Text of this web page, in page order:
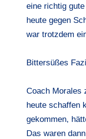
eine richtig
heute gegen
war trotzdem
Bittersüßes
Coach Morales
heute schaffen
gekommen,
Das waren